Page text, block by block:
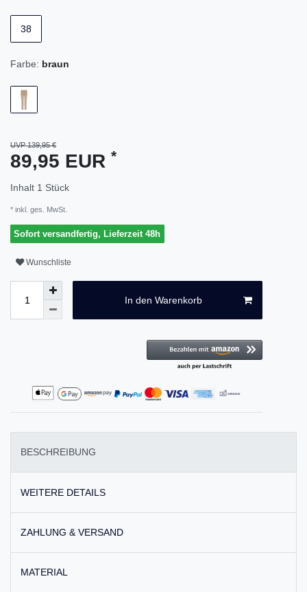
38
Farbe: braun
UVP 139,95 €
89,95 EUR *
Inhalt 1 Stück
* inkl. ges. MwSt.
Sofort versandfertig, Lieferzeit 48h
Wunschliste
In den Warenkorb
BESCHREIBUNG
WEITERE DETAILS
ZAHLUNG & VERSAND
MATERIAL